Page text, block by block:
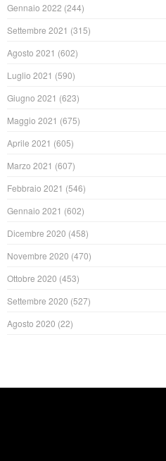
Gennaio 2022 (244)
Settembre 2021 (315)
Agosto 2021 (602)
Luglio 2021 (590)
Giugno 2021 (623)
Maggio 2021 (675)
Aprile 2021 (605)
Marzo 2021 (607)
Febbraio 2021 (546)
Gennaio 2021 (602)
Dicembre 2020 (458)
Novembre 2020 (470)
Ottobre 2020 (453)
Settembre 2020 (527)
Agosto 2020 (22)